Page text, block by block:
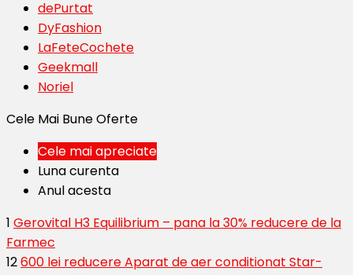
dePurtat
DyFashion
LaFeteCochete
Geekmall
Noriel
Cele Mai Bune Oferte
Cele mai apreciate
Luna curenta
Anul acesta
1 Gerovital H3 Equilibrium – pana la 30% reducere de la
Farmec
12600 lei reducere Aparat de aer conditionat Star-